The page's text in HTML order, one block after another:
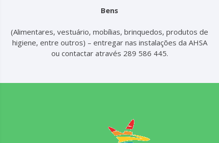
Bens
(Alimentares, vestuário, mobílias, brinquedos, produtos de
higiene, entre outros) – entregar nas instalações da AHSA
ou contactar através 289 586 445.